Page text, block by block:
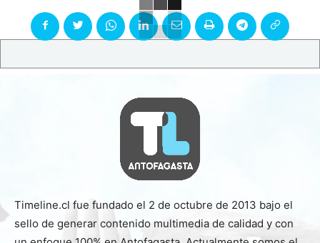
Timeline.cl fue fundado el 2 de octubre de 2013 bajo el
sello de generar contenido multimedia de calidad y con